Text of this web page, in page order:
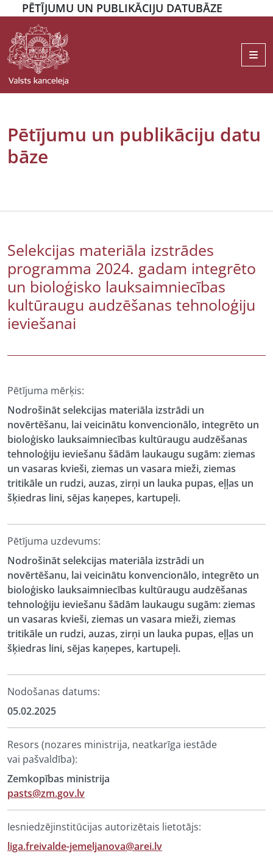
PĒTĪJUMU UN PUBLIKĀCIJU DATUBĀZE
Pētījumu un publikāciju datu
bāze
Selekcijas materiāla izstrādes
programma 2024. gadam integrēto
un bioloģisko lauksaimniecības
kultūraugu audzēšanas tehnoloģiju
ieviešanai
Pētījuma mērķis:
Nodrošināt selekcijas materiāla izstrādi un
novērtēšanu, lai veicinātu konvencionālo, integrēto un
bioloģisko lauksaimniecības kultūraugu audzēšanas
tehnoloģiju ieviešanu šādām laukaugu sugām: ziemas
un vasaras kvieši, ziemas un vasara mieži, ziemas
tritikāle un rudzi, auzas, zirņi un lauka pupas, eļļas un
šķiedras lini, sējas kaņepes, kartupeļi.
Pētījuma uzdevums:
Nodrošināt selekcijas materiāla izstrādi un
novērtēšanu, lai veicinātu konvencionālo, integrēto un
bioloģisko lauksaimniecības kultūraugu audzēšanas
tehnoloģiju ieviešanu šādām laukaugu sugām: ziemas
un vasaras kvieši, ziemas un vasara mieži, ziemas
tritikāle un rudzi, auzas, zirņi un lauka pupas, eļļas un
šķiedras lini, sējas kaņepes, kartupeļi.
Nodošanas datums:
05.02.2025
Resors (nozares ministrija, neatkarīga iestāde
vai pašvaldība):
Zemkopības ministrija
pasts@zm.gov.lv
Iesniedzējinstitūcijas autorizētais lietotājs:
liga.freivalde-jemeljanova@arei.lv